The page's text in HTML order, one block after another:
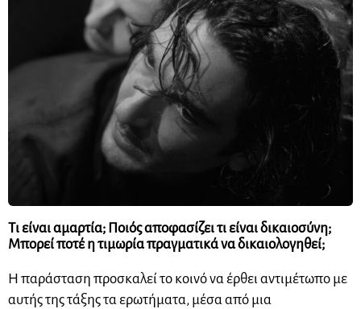
Τι είναι αμαρτία; Ποιός αποφασίζει τι είναι δικαιοσύνη;
Μπορεί ποτέ η τιμωρία πραγματικά να δικαιολογηθεί;
Η παράσταση προσκαλεί το κοινό να έρθει αντιμέτωπο με
αυτής της τάξης τα ερωτήματα, μέσα από μια